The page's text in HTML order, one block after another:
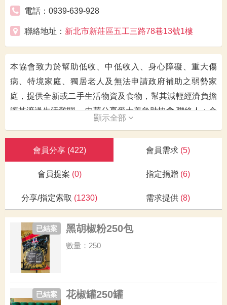
電話：0939-639-928
聯絡地址： 新北市新莊區五工三路78巷13號1樓
本協會致力於幫助低收、中低收入、身心障礙、重大傷
病、特境家庭、獨居老人及無法申請政府補助之弱勢家
庭，提供全新或二手生活物資及食物，幫其減輕經濟負擔
讓其渡過生活難關。 中華分享愛大善急助協會 聯絡人：余
路78巷13號1樓
顯示全部
會員分享 (422) 會員需求 (5)
會員提案 (0) 指定捐贈 (6)
分享/指定索取 (1230) 需求提供 (8)
黑胡椒粉250包
已結案
數量：250
花椒罐250罐
已結案